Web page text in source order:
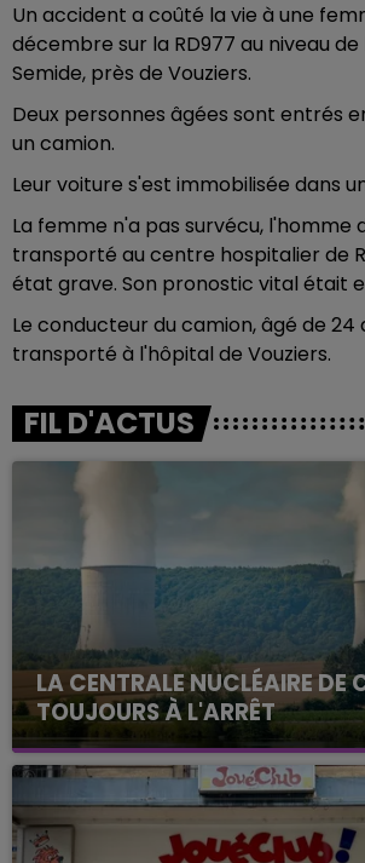
Un accident a coûté la vie à une
décembre sur la RD977 au niveau
Semide, près de Vouziers.
Deux personnes âgées sont entrés
un camion.
Leur voiture s'est immobilisée dans
La femme n'a pas survécu, l'homme
transporté au centre hospitalier de
état grave. Son pronostic vital était
Le conducteur du camion, âgé de 24
transporté à l'hôpital de Vouziers.
FIL D'ACTUS
LA CENTRALE NUCLÉAIRE DE
TOUJOURS À L'ARRÊT
Cela fait déjà une semaine que la
nucléaire ardennaise est à l'arrêt.
justifiée par la sécheresse intense
présente.